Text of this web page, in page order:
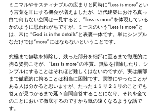
ミニマルやサスティナブルの広まりと同時に“Less is more”とい
う言葉を耳にする機会が増えましたが、近代建築における真っ
白で何もない空間は一見すると、“Less is more”を体現している
かのように思われがちですが、ミースのいう“Less is more”と
は、常に “God is in the details”と表裏一体です。単にシンプル
なだけでは“more”にはならないということです。
究極まで無駄を排除し、残った部分を細部に至るまで徹底的に
拘る姿勢こそが、“Less is more”の本質。無駄を排除したり、シ
ンプルにすることはそれほど難しくはないのですが、実は細部
まで徹底的に拘ることは相当に困難です。実際にやったことが
ある人は分かると思いますが、たった１ミリ２ミリのことでも
答えが見つかるまで延々自問自答することになり、それを全て
のことにおいて徹底するのですから気の遠くなるような話で
す。